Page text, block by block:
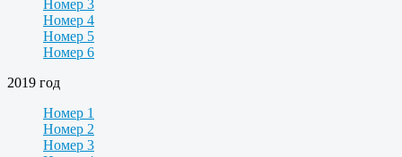
Номер 3
Номер 4
Номер 5
Номер 6
2019 год
Номер 1
Номер 2
Номер 3